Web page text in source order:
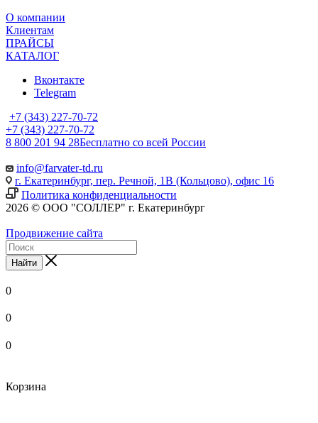
О компании
Клиентам
ПРАЙСЫ
КАТАЛОГ
Вконтакте
Telegram
+7 (343) 227-70-72
+7 (343) 227-70-72
8 800 201 94 28Бесплатно со всей России
info@farvater-td.ru
г. Екатеринбург, пер. Речной, 1В (Кольцово), офис 16
Политика конфиденциальности
2026 © ООО "СОЛЛЕР" г. Екатеринбург
Продвижение сайта
Найти
0
0
0
Корзина